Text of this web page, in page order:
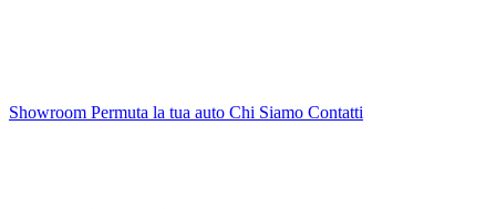
Showroom Permuta la tua auto Chi Siamo Contatti